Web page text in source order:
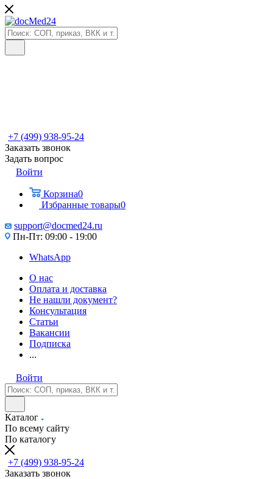
+7 (499) 938-95-24
Заказать звонок
Задать вопрос
Войти
Корзина0
Избранные товары0
support@docmed24.ru
Пн-Пт: 09:00 - 19:00
WhatsApp
О нас
Оплата и доставка
Не нашли документ?
Консультация
Статьи
Вакансии
Подписка
...
Войти
Каталог
По всему сайту
По каталогу
+7 (499) 938-95-24
Заказать звонок